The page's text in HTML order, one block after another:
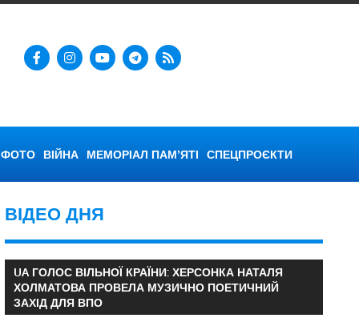
ФОТО ВІЙНА МЕМОРІАЛ ПАМ’ЯТІ СПЕЦПРОЄКТИ
ВІДЕО ДНЯ
UA ГОЛОС ВІЛЬНОЇ КРАЇНИ: ХЕРСОНКА НАТАЛЯ
ХОЛМАТОВА ПРОВЕЛА МУЗИЧНО ПОЕТИЧНИЙ
ЗАХІД ДЛЯ ВПО